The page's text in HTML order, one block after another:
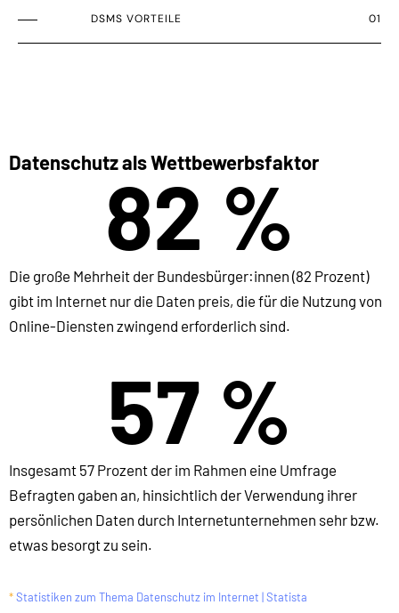
DSMS VORTEILE 01
Datenschutz als Wettbewerbsfaktor
82 %
Die große Mehrheit der Bundesbürger:innen (82 Prozent)
gibt im Internet nur die Daten preis, die für die Nutzung von
Online-Diensten zwingend erforderlich sind.
57 %
Insgesamt 57 Prozent der im Rahmen eine Umfrage
Befragten gaben an, hinsichtlich der Verwendung ihrer
persönlichen Daten durch Internetunternehmen sehr bzw.
etwas besorgt zu sein.
*Statistiken zum Thema Datenschutz im Internet | Statista